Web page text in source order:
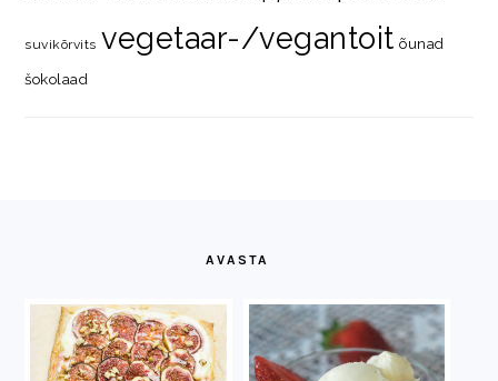
suvikõrvits vegetaar-/vegantoit õunad
šokolaad
AVASTA